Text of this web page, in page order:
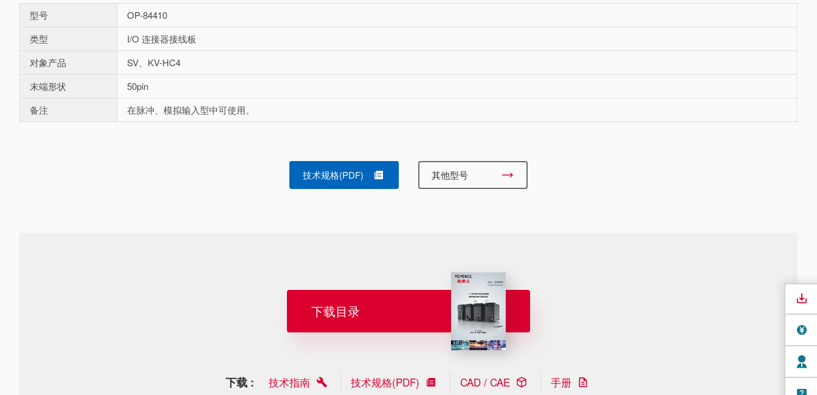
型号
OP-84410
类型
I/O 连接器接线板
对象产品
SV、KV-HC4
末端形状
50pin
备注
在脉冲、模拟输入型中可使用。
技术规格(PDF) 其他型号
下载目录
下载 : 技术指南 技术规格(PDF) CAD / CAE 手册